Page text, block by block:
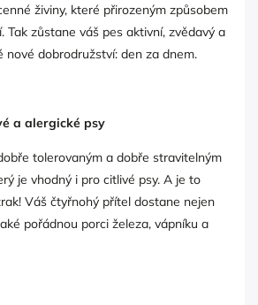
živiny, které přirozeným způsobem
Tak zůstane váš pes aktivní, zvědavý a
nové dobrodružství: den za dnem.
a alergické psy
tolerovaným a dobře stravitelným
je vhodný i pro citlivé psy. A je to
Váš čtyřnohý přítel dostane nejen
pořádnou porci železa, vápníku a